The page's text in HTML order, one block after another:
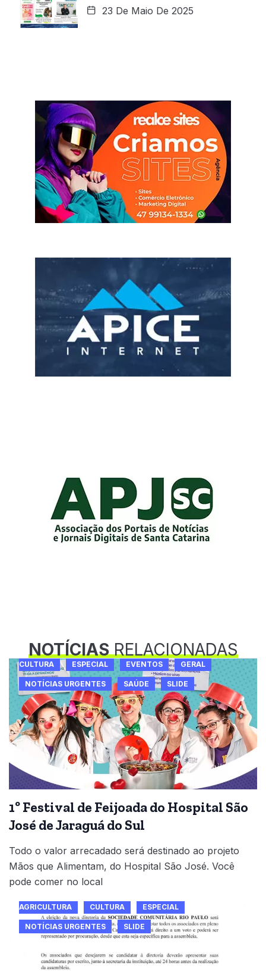
23 De Maio De 2025
NOTÍCIASRELACIONADAS
CULTURA ESPECIAL EVENTOS GERAL
NOTÍCIAS URGENTES SAÚDE SLIDE
1º Festival de Feijoada do Hospital São
José de Jaraguá do Sul
Todo o valor arrecadado será destinado ao projeto
Mãos que Alimentam, do Hospital São José. Você
pode comer no local
AGRICULTURA CULTURA ESPECIAL
NOTÍCIAS URGENTES SLIDE